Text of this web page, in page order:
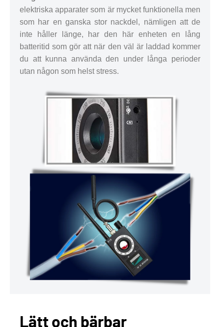
elektriska apparater som är mycket funktionella men
som har en ganska stor nackdel, nämligen att de
inte håller länge, har den här enheten en lång
batteritid som gör att när den väl är laddad kommer
du att kunna använda den under långa perioder
utan någon som helst stress.
Lätt och bärbar